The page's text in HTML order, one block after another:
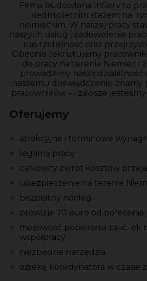
Firma budowlana InServ to
siedmioletnim stażem na
niemieckim. W naszej pracy
naszych usług i zadowolenie
nas rzetelność oraz
Obecnie rekrutujemy
do pracy na terenie Niemiec i
prowadzimy naszą działalność
naszemu doświadczeniu znamy
pracowników – i zawsze
Oferujemy
atrakcyjne i terminowe
legalną pracę
całkowity zwrot kosztów
ubezpieczenie na terenie
bezpłatny nocleg
prowizje 70 euro od polecenia
możliwość pobierania zaliczek
współpracy
niezbędne narzędzia
opiekę koordynatora w czasie